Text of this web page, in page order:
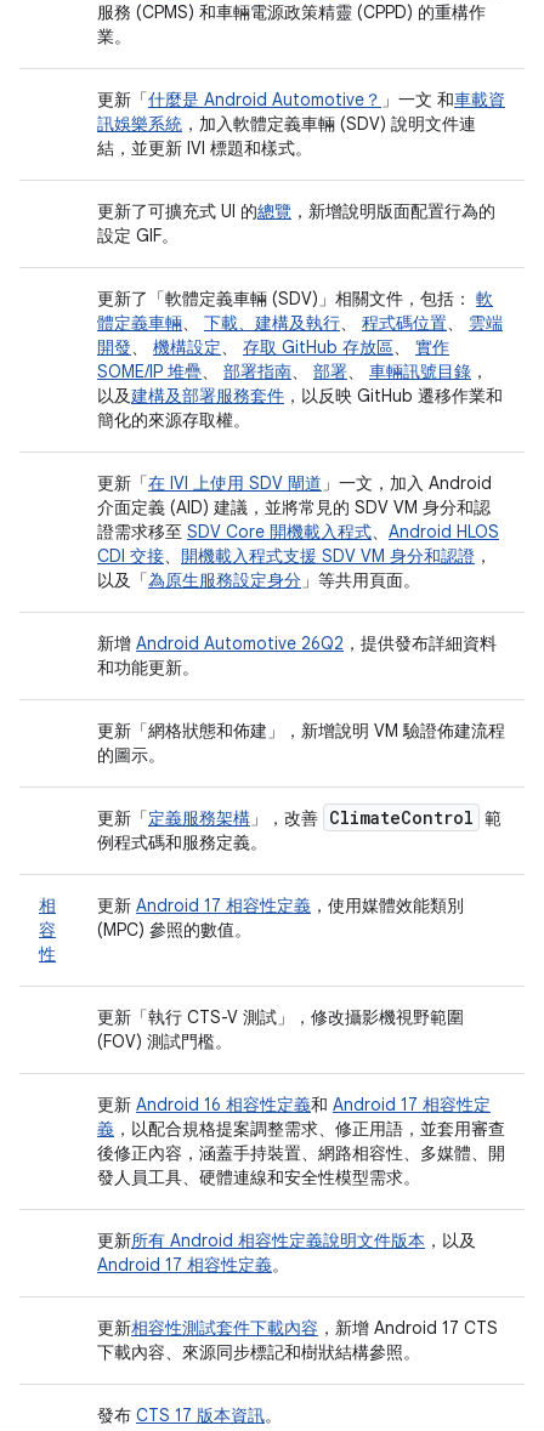
服務 (CPMS) 和車輛電源政策精靈 (CPPD) 的重構作
業。
更新「什麼是 Android Automotive？ 」一文 和車載資
訊娛樂系統 ，加入軟體定義車輛 (SDV) 說明文件連
結，並更新 IVI 標題和樣式。
更新了可擴充式 UI 的總覽 ，新增說明版面配置行為的
設定 GIF。
更新了「軟體定義車輛 (SDV)」相關文件，包括： 軟
體定義車輛、 下載、建構及執行、 程式碼位置、 雲端
開發、 機構設定、 存取 GitHub 存放區、 實作
SOME/IP 堆疊、 部署指南、 部署、 車輛訊號目錄 ，
以及建構及部署服務套件 ，以反映 GitHub 遷移作業和
簡化的來源存取權。
更新「在 IVI 上使用 SDV 閘道 」一文，加入 Android
介面定義 (AID) 建議，並將常見的 SDV VM 身分和認
證需求移至 SDV Core 開機載入程式、 Android HLOS
CDI 交接、 開機載入程式支援 SDV VM 身分和認證 ，
以及「為原生服務設定身分 」等共用頁面。
新增 Android Automotive 26Q2 ，提供發布詳細資料
和功能更新。
更新「網格狀態和佈建」
，新增說明 VM 驗證佈建流程
的圖示。
更新「定義服務架構 」，改善 ClimateControl 範
例程式碼和服務定義。
相
容
性
更新 Android 17 相容性定義 ，使用媒體效能類別
(MPC) 參照的數值。
更新「執行 CTS-V 測試」
，修改攝影機視野範圍
(FOV) 測試門檻。
更新 Android 16 相容性定義和 Android 17 相容性定
義 ，以配合規格提案調整需求、修正用語，並套用審查
後修正內容，涵蓋手持裝置、網路相容性、多媒體、開
發人員工具、硬體連線和安全性模型需求。
更新所有 Android 相容性定義說明文件版本 ，以及
Android 17 相容性定義。
更新相容性測試套件下載內容 ，新增 Android 17 CTS
下載內容、來源同步標記和樹狀結構參照。
發布 CTS 17 版本資訊。